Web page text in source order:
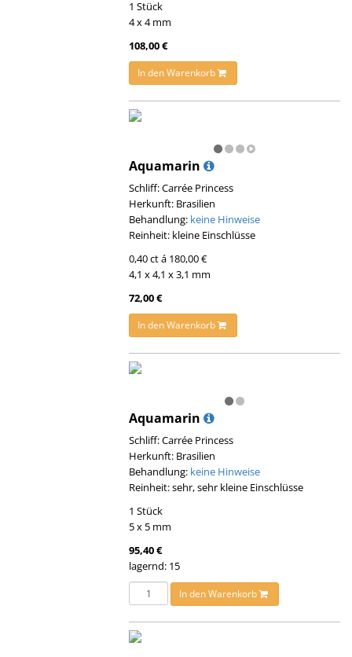
1 Stück
4 x 4 mm
108,00 €
In den Warenkorb
Aquamarin
Schliff: Carrée Princess
Herkunft: Brasilien
Behandlung: keine Hinweise
Reinheit: kleine Einschlüsse
0,40 ct á 180,00 €
4,1 x 4,1 x 3,1 mm
72,00 €
In den Warenkorb
Aquamarin
Schliff: Carrée Princess
Herkunft: Brasilien
Behandlung: keine Hinweise
Reinheit: sehr, sehr kleine Einschlüsse
1 Stück
5 x 5 mm
95,40 €
lagernd: 15
In den Warenkorb